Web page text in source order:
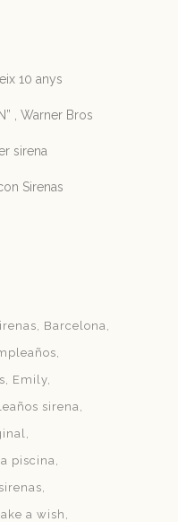
10 anys
, Warner Bros
sirena
Sirenas
Barcelona
Emily
sirena
piscina
a wish